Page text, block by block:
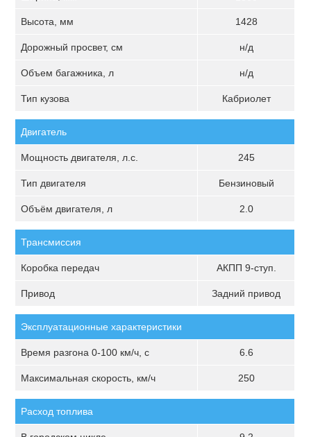
Высота, мм 1428
Дорожный просвет, см н/д
Объем багажника, л н/д
Тип кузова Кабриолет
Двигатель
Мощность двигателя, л.с. 245
Тип двигателя Бензиновый
Объём двигателя, л 2.0
Трансмиссия
Коробка передач АКПП 9-ступ.
Привод Задний привод
Эксплуатационные характеристики
Время разгона 0-100 км/ч, с 6.6
Максимальная скорость, км/ч 250
Расход топлива